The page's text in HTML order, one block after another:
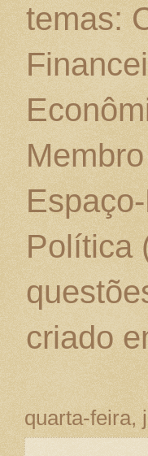
temas:
Política
criado
quarta-feira,